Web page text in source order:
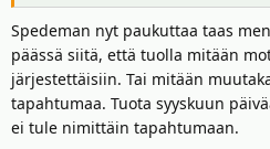
Spedeman nyt paukuttaa taas
päässä siitä, että tuolla mitään
järjestettäisiin. Tai mitään
tapahtumaa. Tuota syyskuun
ei tule nimittäin tapahtumaan.